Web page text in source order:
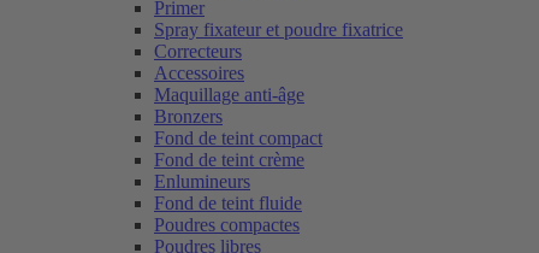
Primer
Spray fixateur et poudre fixatrice
Correcteurs
Accessoires
Maquillage anti-âge
Bronzers
Fond de teint compact
Fond de teint crème
Enlumineurs
Fond de teint fluide
Poudres compactes
Poudres libres